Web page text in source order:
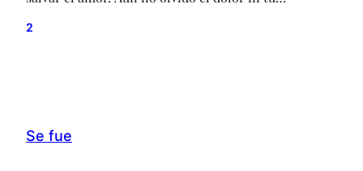
cuando te amé,no fuiste lo que un día esperé. Tu
2
Se fue